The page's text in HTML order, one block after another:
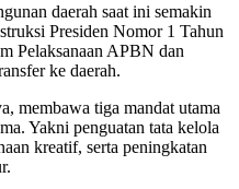
daerah saat ini semakin
Presiden Nomor 1 Tahun
Pelaksanaan APBN dan
ke daerah.
membawa tiga mandat utama
Yakni penguatan tata kelola
kreatif, serta peningkatan